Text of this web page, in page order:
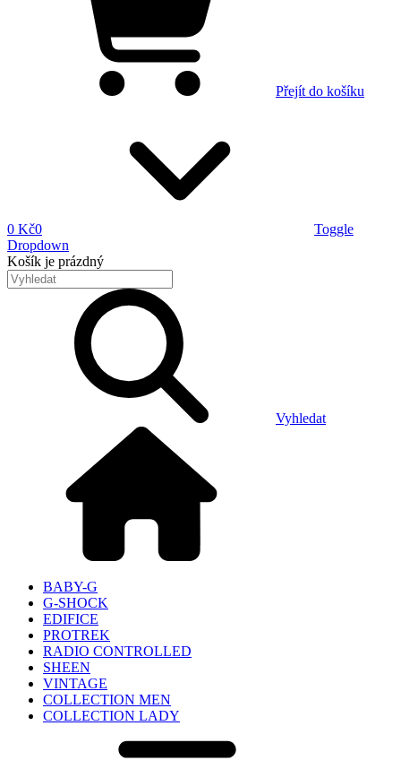
Přejít do košíku
0 Kč0
Toggle
Dropdown
Košík je prázdný
Vyhledat
BABY-G
G-SHOCK
EDIFICE
PROTREK
RADIO CONTROLLED
SHEEN
VINTAGE
COLLECTION MEN
COLLECTION LADY